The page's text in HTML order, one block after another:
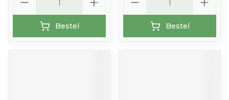
Bestel Bestel